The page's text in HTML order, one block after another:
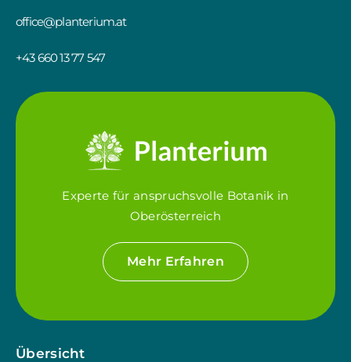
office@planterium.at
+43 660 13 77 547
Experte für anspruchsvolle Botanik in
Oberösterreich
Mehr Erfahren
Übersicht